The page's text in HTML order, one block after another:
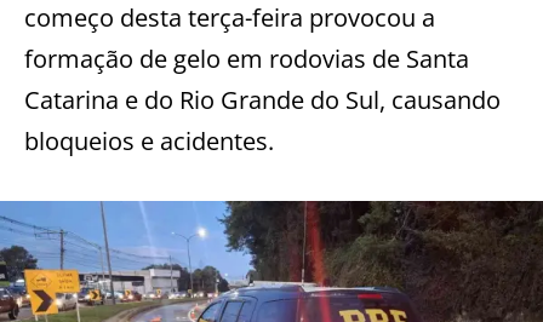
começo desta terça-feira provocou a
formação de gelo em rodovias de Santa
Catarina e do Rio Grande do Sul, causando
bloqueios e acidentes.